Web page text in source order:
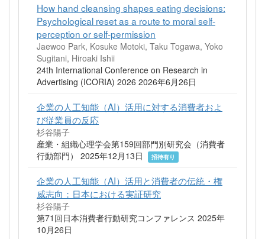
How hand cleansing shapes eating decisions:
Psychological reset as a route to moral self-
perception or self-permission
Jaewoo Park, Kosuke Motoki, Taku Togawa, Yoko
Sugitani, Hiroaki Ishii
24th International Conference on Research in
Advertising (ICORIA) 2026 2026年6月26日
企業の人工知能（AI）活用に対する消費者およ
び従業員の反応
杉谷陽子
産業・組織心理学会第159回部門別研究会（消費者
行動部門） 2025年12月13日
招待有り
企業の人工知能（AI）活用と消費者の伝統・権
威志向：日本における実証研究
杉谷陽子
第71回日本消費者行動研究コンファレンス 2025年
10月26日